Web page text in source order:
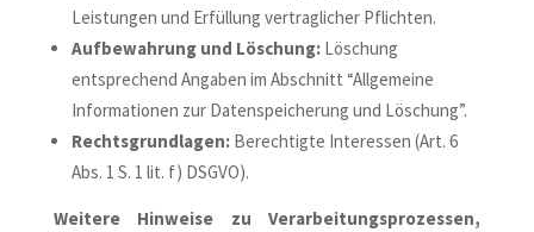
Leistungen und Erfüllung vertraglicher Pflichten.
Aufbewahrung und Löschung:Löschung
entsprechend Angaben im Abschnitt “Allgemeine
Informationen zur Datenspeicherung und Löschung”.
Rechtsgrundlagen:Berechtigte Interessen (Art. 6
Abs. 1 S. 1 lit. f) DSGVO).
Weitere Hinweise zu Verarbeitungsprozessen,